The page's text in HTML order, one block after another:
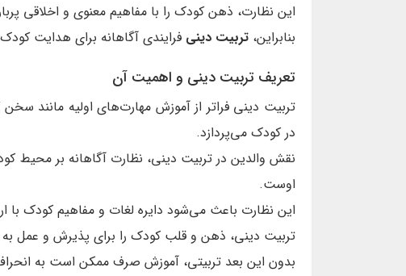
این نظارت، ذهن کودک را با مفاهیم معنوی و اخلاقی
بنابراین، تربیت دینی فرایندی آگاهانه برای هدایت
تعریف تربیت دینی و اهمیت آن
تربیت دینی فراتر از آموزش مهارت‌های اولیه مانند
در کودک می‌پردازد.
نقش والدین در تربیت دینی، نظارت آگاهانه بر
اوست.
این نظارت باعث می‌شود دایره لغات و مفاهیم کودک با
تربیت دینی، ذهن و قلب کودک را برای پذیرش و عمل
بدون این بعد تربیتی، آموزش صرف ممکن است به